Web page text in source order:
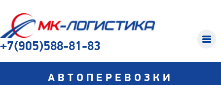
+7(905)588-81-83
АВТОПЕРЕВОЗКИ